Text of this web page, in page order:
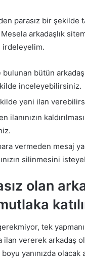
parasız bir şekilde
arkadaşlık
irdeleyelim.
bulunan bütün
inceleyebilirsiniz.
yeni ilan
ilanınızın
vermeden mesaj
silinmesini
olan
tek
ilan vererek arkadaş
yanınızda olacak